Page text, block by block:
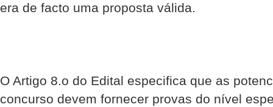
era de facto uma proposta válida.
O Artigo 8.o do Edital especifica que as
concurso devem fornecer provas do nível